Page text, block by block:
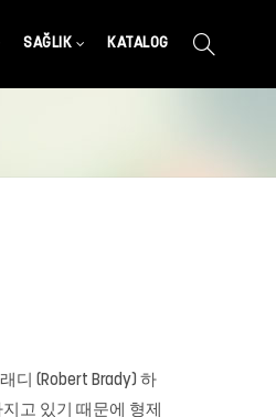
SAĞLIK KATALOG
디 (Robert Brady) 하
고 있기 때문에 형제